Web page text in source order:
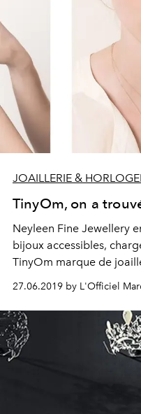
JOAILLERIE &
TinyOm, on a
Neyleen Fine Jewellery
bijoux accessibles,
TinyOm marque de
plusieurs pays à
en exclusivité au Maroc
Découverte.
27.06.2019 by L'Officiel